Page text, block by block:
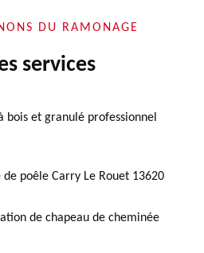
DU RAMONAGE
services
bois et granulé professionnel
poêle Carry Le Rouet 13620
de chapeau de cheminée